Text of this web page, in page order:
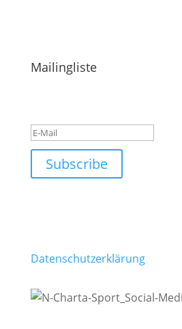
Mailingliste
Subscribe
Datenschutzerklärung.